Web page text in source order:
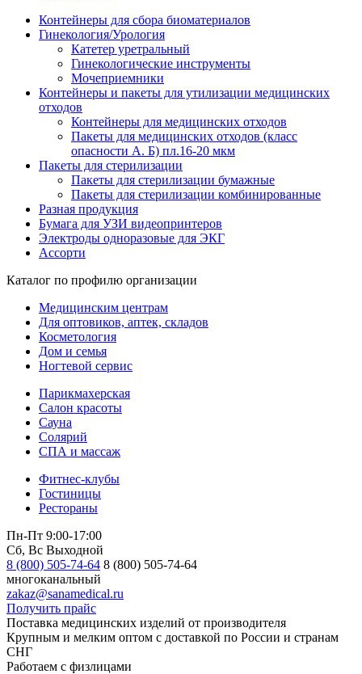
Контейнеры для сбора биоматериалов
Гинекология/Урология
Катетер уретральный
Гинекологические инструменты
Мочеприемники
Контейнеры и пакеты для утилизации медицинских
отходов
Контейнеры для медицинских отходов
Пакеты для медицинских отходов (класс
опасности А. Б) пл.16-20 мкм
Пакеты для стерилизации
Пакеты для стерилизации бумажные
Пакеты для стерилизации комбинированные
Разная продукция
Бумага для УЗИ видеопринтеров
Электроды одноразовые для ЭКГ
Ассорти
Каталог по профилю организации
Медицинским центрам
Для оптовиков, аптек, складов
Косметология
Дом и семья
Ногтевой сервис
Парикмахерская
Салон красоты
Сауна
Солярий
СПА и массаж
Фитнес-клубы
Гостиницы
Рестораны
Пн-Пт 9:00-17:00
Сб, Вс Выходной
8 (800) 505-74-64 8 (800) 505-74-64
многоканальный
zakaz@sanamedical.ru
Получить прайс
Поставка медицинских изделий от производителя
Крупным и мелким оптом с доставкой по России и странам
СНГ
Работаем с физлицами